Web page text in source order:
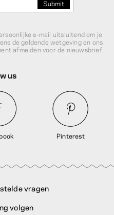
e‑mail uitsluitend om je
de geldende wetgeving en ons
afmelden voor de nieuwsbrief.
us
Pinterest
vragen
volgen